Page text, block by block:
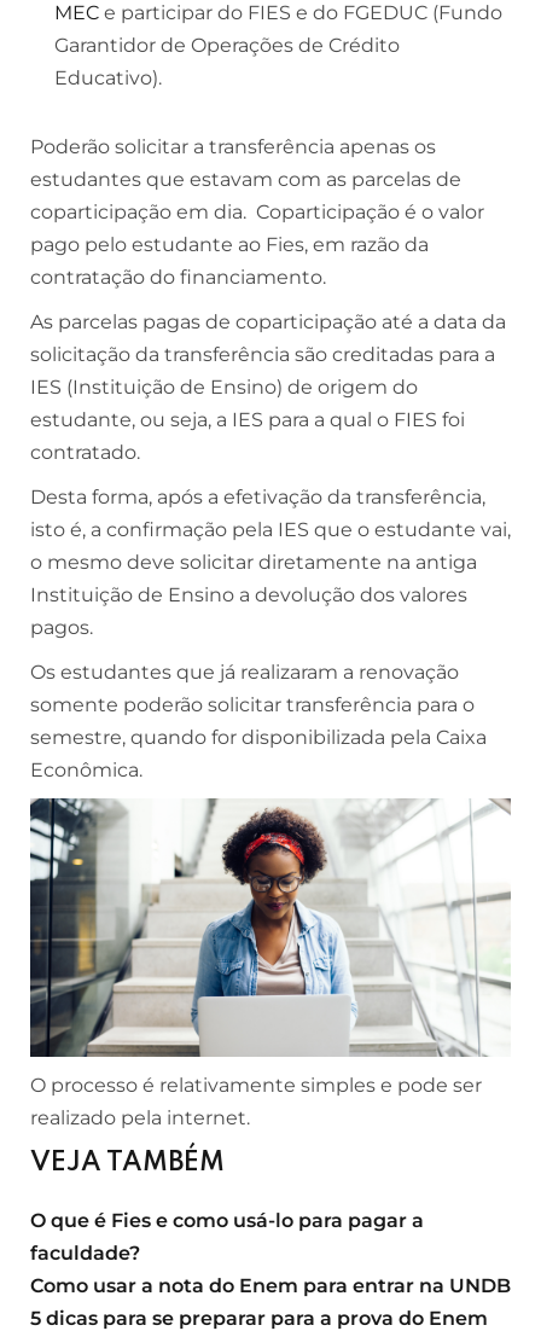
MEC e participar do FIES e do FGEDUC (Fundo
Garantidor de Operações de Crédito
Educativo).
Poderão solicitar a transferência apenas os
estudantes que estavam com as parcelas de
coparticipação em dia. Coparticipação é o valor
pago pelo estudante ao Fies, em razão da
contratação do financiamento.
As parcelas pagas de coparticipação até a data da
solicitação da transferência são creditadas para a
IES (Instituição de Ensino) de origem do
estudante, ou seja, a IES para a qual o FIES foi
contratado.
Desta forma, após a efetivação da transferência,
isto é, a confirmação pela IES que o estudante vai,
o mesmo deve solicitar diretamente na antiga
Instituição de Ensino a devolução dos valores
pagos.
Os estudantes que já realizaram a renovação
somente poderão solicitar transferência para o
semestre, quando for disponibilizada pela Caixa
Econômica.
O processo é relativamente simples e pode ser
realizado pela internet.
VEJA TAMBÉM
O que é Fies e como usá-lo para pagar a
faculdade?
Como usar a nota do Enem para entrar na UNDB
5 dicas para se preparar para a prova do Enem